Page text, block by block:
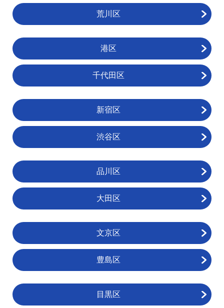
荒川区
港区
千代田区
新宿区
渋谷区
品川区
大田区
文京区
豊島区
目黒区